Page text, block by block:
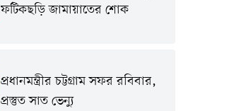
ফটিকছড়ি জামায়াতের শোক
প্রধানমন্ত্রীর চট্টগ্রাম সফর রবিবার,
প্রস্তুত সাত ভেন্যু